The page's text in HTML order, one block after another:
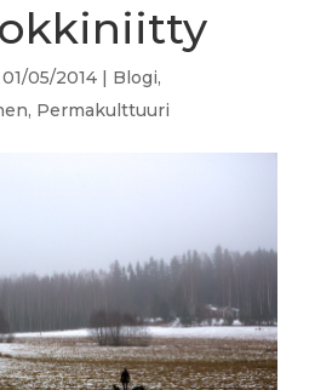
01/05/2014| Blogi,
, Permakulttuuri